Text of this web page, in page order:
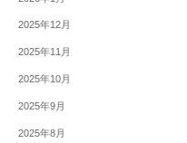
2025年12月
2025年11月
2025年10月
2025年9月
2025年8月